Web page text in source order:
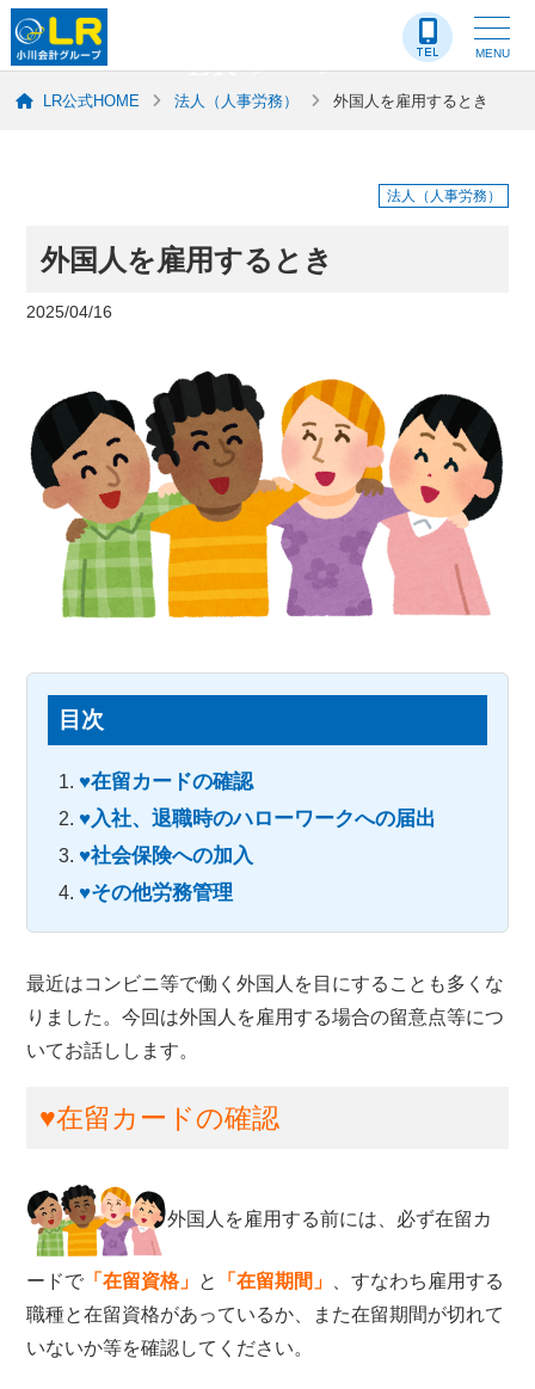
MENU
LR-ブログ
LR公式HOME 法人（人事労務） 外国人を雇用するとき
法人（人事労務）
外国人を雇用するとき
2025/04/16
目次
♥在留カードの確認
♥入社、退職時のハローワークへの届出
♥社会保険への加入
♥その他労務管理
最近はコンビニ等で働く外国人を目にすることも多くな
りました。今回は外国人を雇用する場合の留意点等につ
いてお話しします。
♥在留カードの確認
外国人を雇用する前には、必ず在留カ
ードで「在留資格」 と 「在留期間」
、すなわち雇用する
職種と在留資格があっているか、また在留期間が切れて
いないか等を確認してください。